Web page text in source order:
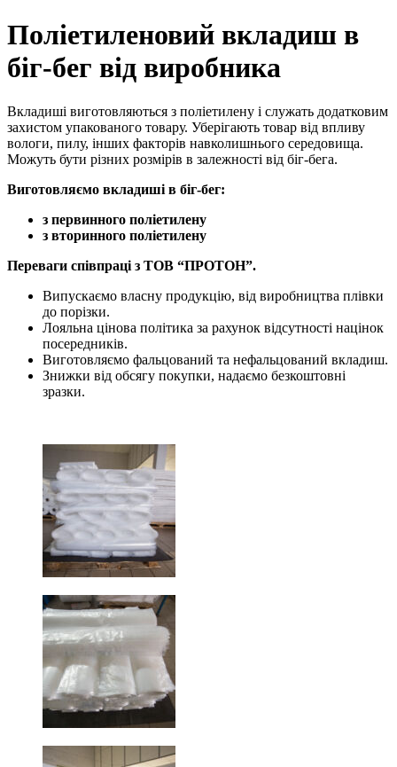
Поліетиленовий вкладиш в
біг-бег від виробника
Вкладиші виготовляються з поліетилену і служать додатковим
захистом упакованого товару. Уберігають товар від впливу
вологи, пилу, інших факторів навколишнього середовища.
Можуть бути різних розмірів в залежності від біг-бега.
Виготовляємо вкладиші в біг-бег:
з первинного поліетилену
з вторинного поліетилену
Переваги співпраці з ТОВ “ПРОТОН”.
Випускаємо власну продукцію, від виробництва плівки
до порізки.
Лояльна цінова політика за рахунок відсутності націнок
посередників.
Виготовляємо фальцований та нефальцований вкладиш.
Знижки від обсягу покупки, надаємо безкоштовні
зразки.